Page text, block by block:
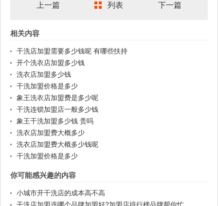
上一篇 列表 下一篇
相关内容
干洗店加盟需要多少钱呢 有哪些扶持
开个洗衣店加盟多少钱
洗衣店加盟多少钱
干洗加盟价格是多少
象王洗衣店加盟费是多少呢
干洗连锁加盟店一般多少钱
象王干洗加盟多少钱 贵吗
洗衣店加盟费大概多少
洗衣店加盟费大概多少钱呢
干洗加盟价格是多少
你可能感兴趣的内容
小城市开干洗店的成本高不高